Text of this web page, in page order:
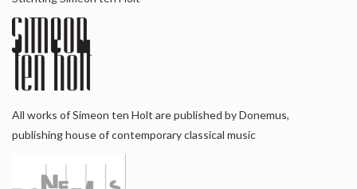
All works of Simeon ten Holt are published by Donemus,
publishing house of contemporary classical music